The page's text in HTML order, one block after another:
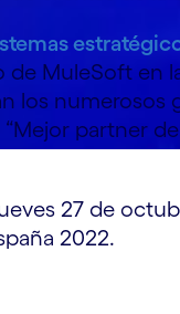
de MuleSoft en
los numerosos
partner
27 de
2022.